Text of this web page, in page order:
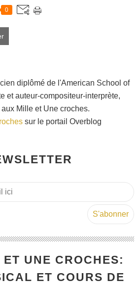
0
diplômé de l'American School of
et auteur-compositeur-interprète,
Mille et Une croches.
sur le portail Overblog
UNE CROCHES:
ET COURS DE